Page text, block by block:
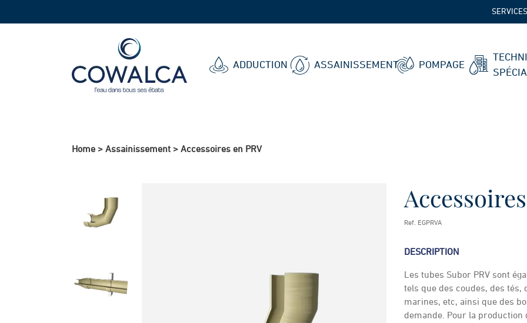
ADDUCTION ASSAINISSEMENT POMPAGE
SERVICES
Home > Assainissement > Accessoires en PRV
Ref. EGPRVA
DESCRIPTION
Les tubes Subor PRV sont
tels que des coudes, des tés,
marines, etc, ainsi que des
demande. Pour la production